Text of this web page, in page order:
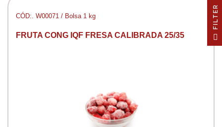
CÓD:. W00071 / Bolsa 1 kg
FRUTA CONG IQF FRESA CALIBRADA 25/35
R